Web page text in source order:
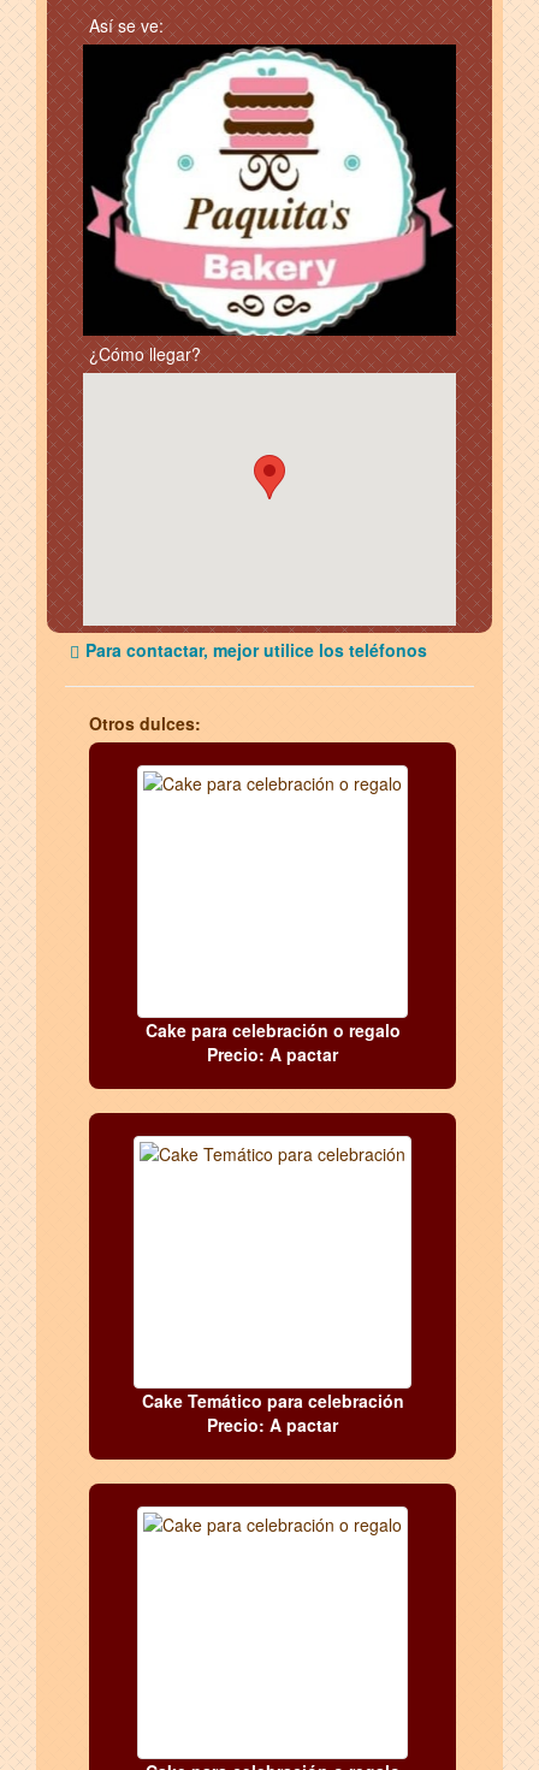
Así se ve:
¿Cómo llegar?
Para contactar, mejor utilice los teléfonos
Otros dulces:
Cake para celebración o regalo
Precio: A pactar
Cake Temático para celebración
Precio: A pactar